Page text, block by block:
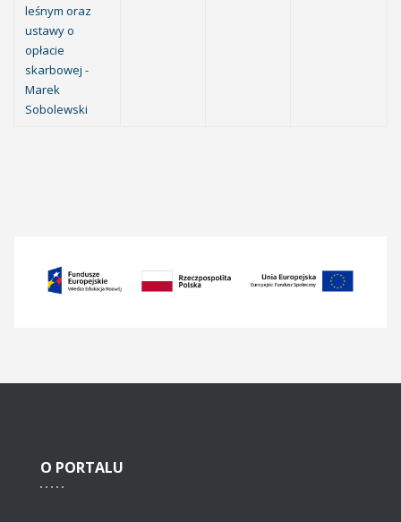
leśnym oraz
ustawy o
opłacie
skarbowej -
Marek
Sobolewski
O PORTALU